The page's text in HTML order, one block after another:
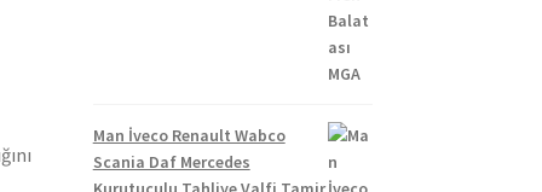
Man İveco Renault Wabco
Scania Daf Mercedes